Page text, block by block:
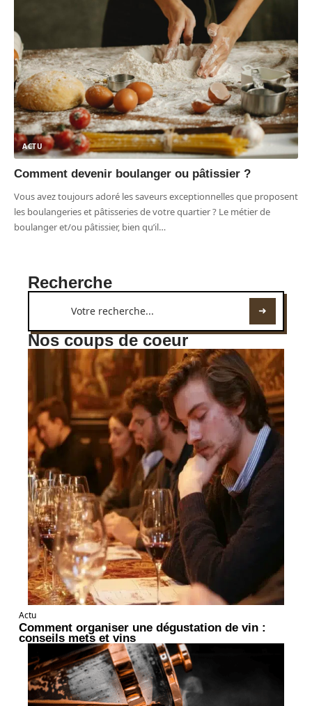
ACTU
Comment devenir boulanger ou pâtissier ?
Vous avez toujours adoré les saveurs exceptionnelles que proposent
les boulangeries et pâtisseries de votre quartier ? Le métier de
boulanger et/ou pâtissier, bien qu’il…
Recherche
Nos coups de coeur
Actu
Comment organiser une dégustation de vin :
conseils mets et vins